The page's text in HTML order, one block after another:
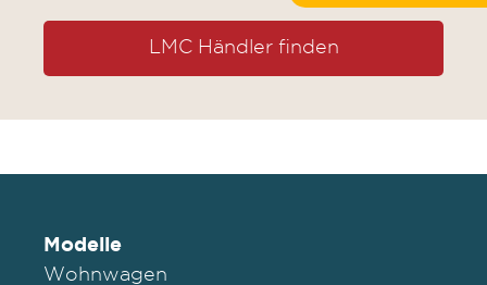
LMC Händler finden
Modelle
Wohnwagen